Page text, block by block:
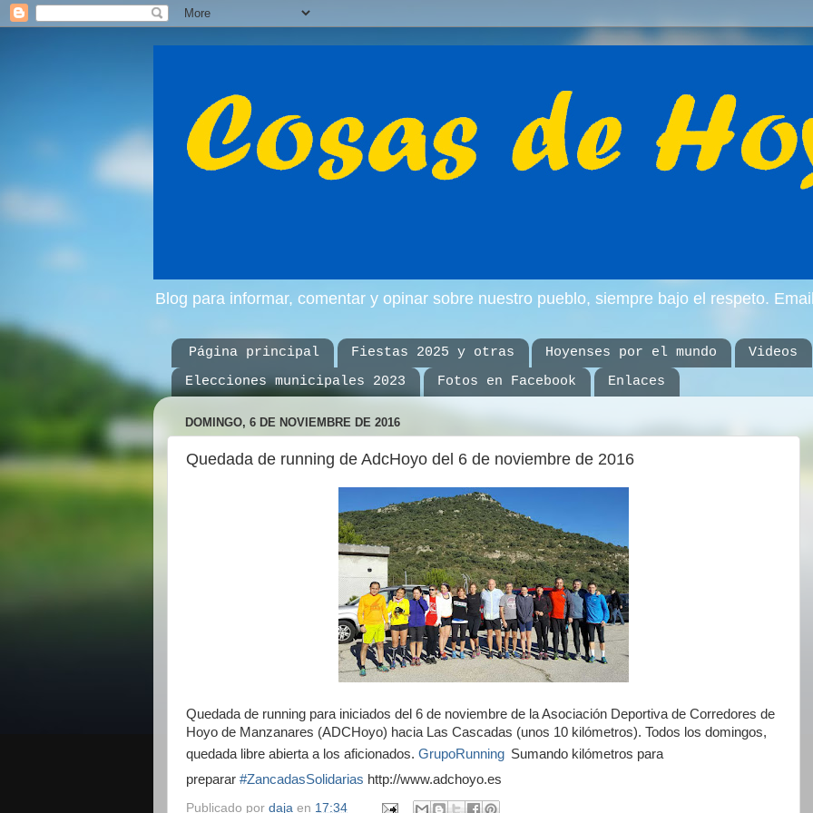
Blog para informar, comentar y opinar sobre nuestro pueblo, siempre bajo el respeto.
Página principal Fiestas 2025 y otras Hoyenses por el mundo
Videos
Elecciones municipales 2023
Fotos en Facebook Enlaces
DOMINGO, 6 DE NOVIEMBRE DE 2016
Quedada de running de AdcHoyo del 6 de noviembre de 2016
Quedada de running para iniciados del 6 de noviembre de la Asociación Deportiva de Corredores de
Hoyo de Manzanares (ADCHoyo) hacia Las Cascadas (unos 10 kilómetros). Todos los domingos,
quedada libre abierta a los aficionados. GrupoRunning Sumando kilómetros para
preparar #ZancadasSolidarias http://www.adchoyo.es
Publicado por daja en 17:34